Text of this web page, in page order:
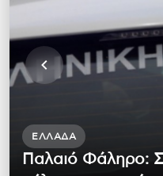
ΕΛΛΆΔΑ
Παλαιό Φάληρο: